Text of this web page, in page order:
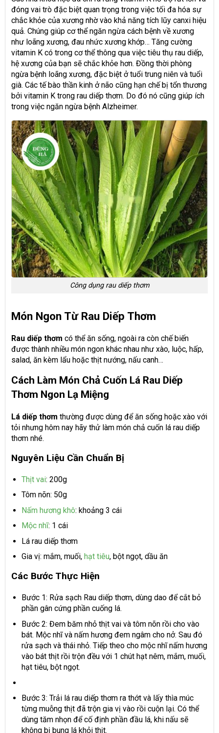
đóng vai trò đặc biệt quan trọng trong việc tối đa hóa sự
chắc khỏe của xương nhờ vào khả năng tích lũy canxi hiệu
quả. Chúng giúp cơ thể ngăn ngừa cách bệnh về xương
như loãng xương, đau nhức xương khớp… Tăng cường
vitamin K có trong cơ thể thông qua việc tiêu thụ rau diếp,
hệ xương của bạn sẽ chắc khỏe hơn. Đồng thời phòng
ngừa bệnh loãng xương, đặc biệt ở tuổi trung niên và tuổi
già. Các tế bào thần kinh ở não cũng hạn chế bị tổn thương
bởi vitamin K trong rau diếp thơm. Do đó nó cũng giúp ích
trong việc ngăn ngừa bệnh Alzheimer.
Công dụng rau diếp thơm
Món Ngon Từ Rau Diếp Thơm
Rau diếp thơm có thể ăn sống, ngoài ra còn chế biến
được thành nhiều món ngon khác nhau như xào, luộc, hấp,
salad, ăn kèm lẩu hoặc thịt nướng, nấu canh…
Cách Làm Món Chả Cuốn Lá Rau Diếp
Thơm Ngon Lạ Miệng
Lá diếp thơm thường được dùng để ăn sống hoặc xào với
tỏi nhưng hôm nay hãy thử làm món chả cuốn lá rau diếp
thơm nhé.
Nguyên Liệu Cần Chuẩn Bị
Thịt vai: 200g
Tôm nõn: 50g
Nấm hương khô: khoảng 3 cái
Mộc nhĩ: 1 cái
Lá rau diếp thơm
Gia vị: mắm, muối, hạt tiêu, bột ngọt, dầu ăn
Các Bước Thực Hiện
Bước 1: Rửa sạch Rau diếp thơm, dùng dao để cắt bỏ
phần gân cứng phần cuống lá.
Bước 2: Đem băm nhỏ thịt vai và tôm nõn rồi cho vào
bát. Mộc nhĩ và nấm hương đem ngâm cho nở. Sau đó
rửa sạch và thái nhỏ. Tiếp theo cho mộc nhĩ nấm hương
vào bát thịt rồi trộn đều với 1 chút hạt nêm, mắm, muối,
hạt tiêu, bột ngọt.
Bước 3: Trải lá rau diếp thơm ra thớt và lấy thìa múc
từng muỗng thịt đã trộn gia vị vào rồi cuộn lại. Có thể
dùng tăm nhọn để cố định phần đầu lá, khi nấu sẽ
không bị bung lá khỏi thịt.